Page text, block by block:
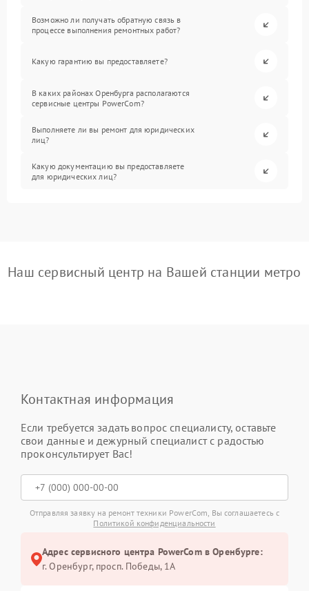
Возможно ли получать обратную связь в
процессе выполнения ремонтных работ?
Какую гарантию вы предоставляете?
В каких районах Оренбурга располагаются
сервисные центры PowerCom?
Выполняете ли вы ремонт для юридических
лиц?
Какую документацию вы предоставляете
для юридических лиц?
Наш сервисный центр на Вашей станции метро
Контактная информация
Если требуется задать вопрос специалисту, оставьте
свои данные и дежурный специалист с радостью
проконсультирует Вас!
Отправляя заявку на ремонт техники PowerCom, Вы соглашаетесь с
Политикой конфиденциальности
Адрес сервисного центра PowerCom в Оренбурге:
г. Оренбург, просп. Победы, 1А